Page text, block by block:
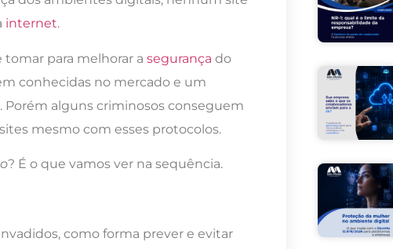
internet.
para melhorar a segurança do
conhecidas no mercado e um
Porém alguns criminosos conseguem
mesmo com esses protocolos.
? É o que vamos ver na sequência.
como forma prever e evitar